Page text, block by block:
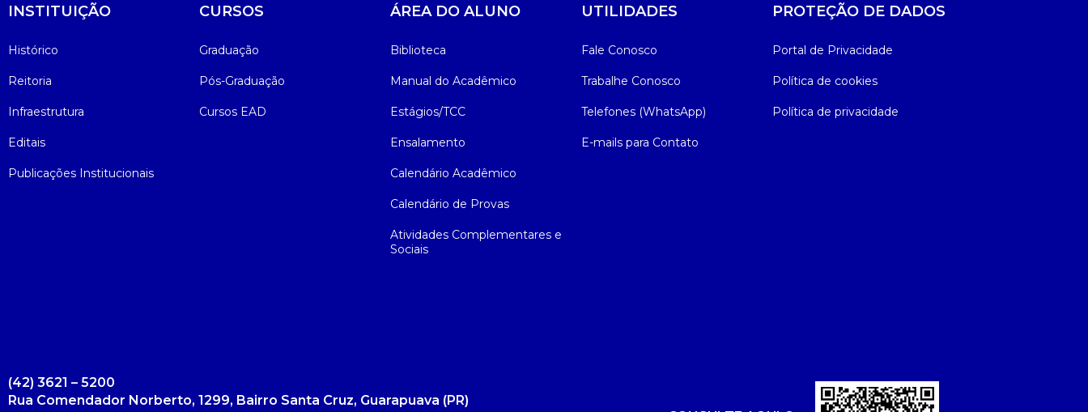
INSTITUIÇÃO
Histórico
Reitoria
Infraestrutura
Editais
Publicações Institucionais
CURSOS
Graduação
Pós-Graduação
Cursos EAD
ÁREA DO ALUNO
Biblioteca
Manual do Acadêmico
Estágios/TCC
Ensalamento
Calendário Acadêmico
Calendário de Provas
Atividades Complementares e
Sociais
UTILIDADES
Fale Conosco
Trabalhe Conosco
Telefones (WhatsApp)
E-mails para Contato
PROTEÇÃO DE DADOS
Portal de Privacidade
Política de cookies
Política de privacidade
(42) 3621 – 5200
Rua Comendador Norberto, 1299, Bairro Santa Cruz, Guarapuava (PR)